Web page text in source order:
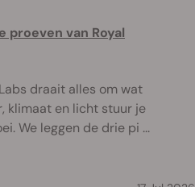
proeven van Royal
draait alles om wat
klimaat en licht stuur je
We leggen de drie pi ...